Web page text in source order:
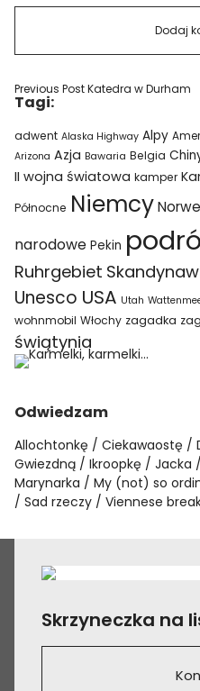
Previous PostKatedra w Durham
Tagi:
adwent Alaska Highway Alpy
Arizona Azja Bawaria Belgia
II wojna światowa kamper
Północne Niemcy
narodowe Pekin
Ruhrgebiet
Unesco USA Utah
wohnmobil Włochy zagadka
świątynia
Odwiedzam
Allochtonkę Ciekawaostę
Gwiezdną
Ikroopkę Jacka
Marynarka
My (not) so
Sad rzeczy
Viennese
Skrzyneczka na